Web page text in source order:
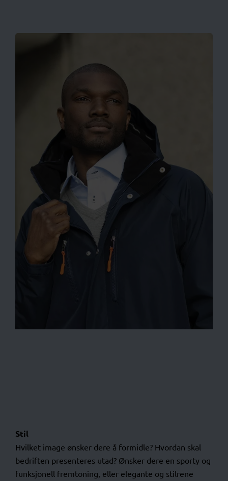
Stil
Hvilket image ønsker dere å formidle? Hvordan skal
bedriften presenteres utad? Ønsker dere en sporty og
funksjonell fremtoning, eller elegante og stilrene